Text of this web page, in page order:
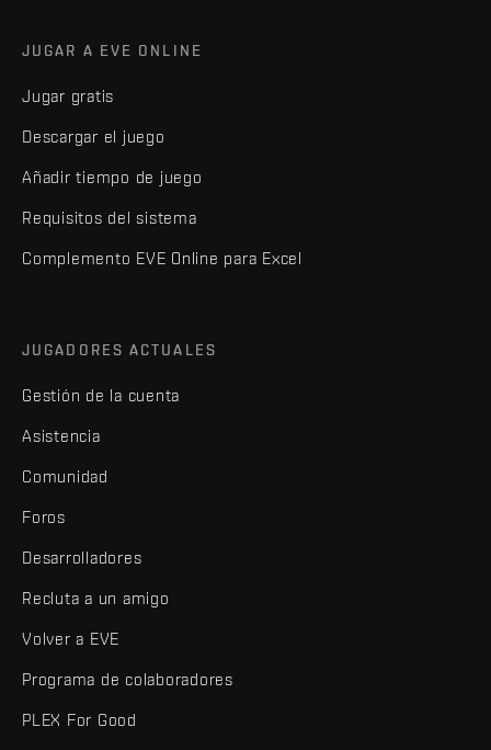
JUGAR A EVE ONLINE
Jugar gratis
Descargar el juego
Añadir tiempo de juego
Requisitos del sistema
Complemento EVE Online para Excel
JUGADORES ACTUALES
Gestión de la cuenta
Asistencia
Comunidad
Foros
Desarrolladores
Recluta a un amigo
Volver a EVE
Programa de colaboradores
PLEX For Good